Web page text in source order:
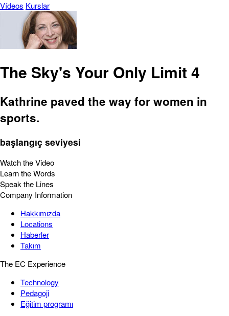
Vídeos Kurslar
The Sky's Your Only Limit 4
Kathrine paved the way for women in
sports.
başlangıç seviyesi
Watch the Video
Learn the Words
Speak the Lines
Company Information
Hakkımızda
Locations
Haberler
Takım
The EC Experience
Technology
Pedagoji
Eğitim programı